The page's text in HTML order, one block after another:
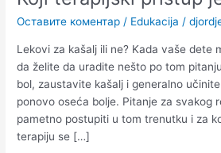
Оставите коментар / Edukacija /
Lekovi za kašalj ili ne? Kada vaše dete
da želite da uradite nešto po tom
bol, zaustavite kašalj i generalno
ponovo oseća bolje. Pitanje za svakog
pametno postupiti u tom trenutku i za
terapiju se […]